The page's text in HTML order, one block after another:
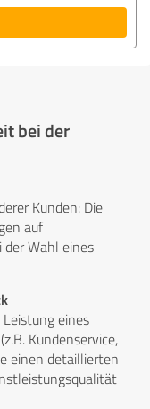
bei der
Kunden: Die
auf
Wahl eines
eines
Kundenservice,
einen detaillierten